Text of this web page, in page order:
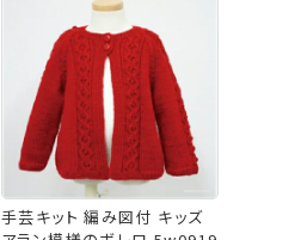
手芸キット 編み図付 キッズ